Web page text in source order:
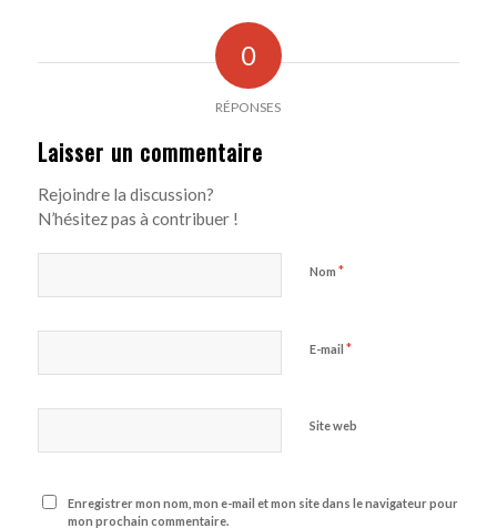
0
RÉPONSES
Laisser un commentaire
Rejoindre la discussion?
N’hésitez pas à contribuer !
Nom *
E-mail *
Site web
Enregistrer mon nom, mon e-mail et mon site dans le navigateur pour
mon prochain commentaire.